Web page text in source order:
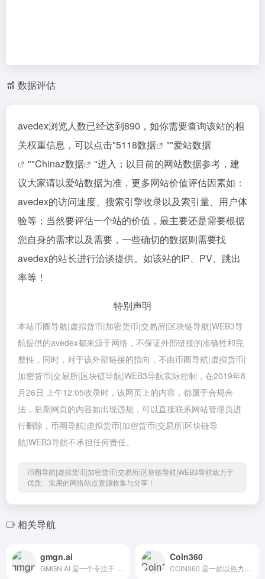
数据评估
avedex浏览人数已经达到890，如你需要查询该站的相
关权重信息，可以点击"5118数据 ""爱站数据
""Chinaz数据
"进入；以目前的网站数据参考，建
议大家请以爱站数据为准，更多网站价值评估因素如：
avedex的访问速度、搜索引擎收录以及索引量、用户体
验等；当然要评估一个站的价值，最主要还是需要根据
您自身的需求以及需要，一些确切的数据则需要找
avedex的站长进行洽谈提供。如该站的IP、PV、跳出
率等！
特别声明
本站币圈导航|虚拟货币|加密货币|交易所|区块链导航|WEB3导
航提供的avedex都来源于网络，不保证外部链接的准确性和完
整性，同时，对于该外部链接的指向，不由币圈导航|虚拟货币|
加密货币|交易所|区块链导航|WEB3导航实际控制，在2019年8
月26日 上午12:05收录时，该网页上的内容，都属于合规合
法，后期网页的内容如出现违规，可以直接联系网站管理员进
行删除，币圈导航|虚拟货币|加密货币|交易所|区块链导
航|WEB3导航不承担任何责任。
币圈导航|虚拟货币|加密货币|交易所|区块链导航|WEB3导航致力于
优质、实用的网络站点资源收集与分享！
相关导航
gmgn.ai Coin360